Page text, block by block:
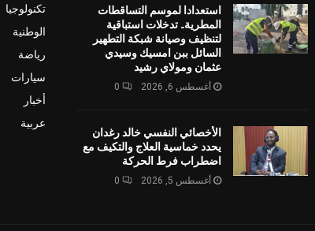
استعدادا لموسم التساقطات
المطرية.. تدخلات استباقية
لتنظيف وصيانة شبكة التطهير
السائل ببن امسيك وسيدي
عثمان ومولاي رشيد
أغسطس 6, 2026 0
الأخصائي النفسي خالد رغدان
يحدد خماسية العلاج والتكيف مع
اضطراب فرط الحركة
أغسطس 5, 2026 0
تكنولوجيا
الوطنية
رياضة
سيارات
أخبار
عربية